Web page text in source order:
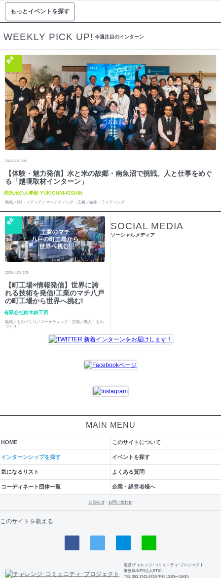
もっとイベントを探す
WEEKLY PICK UP! 今週注目のインターン
新潟
2026.6.8 298
【体験・魅力発信】水と米の故郷・南魚沼で挑戦。人と仕事をめぐ
る「越境取材インターン」
南魚沼の人事部 YUKIGUNI-ISSHIN
地域／PR・メディア／マーケティング・広報／編集・ライティング
青森
2026.4.30 276
【町工場×情報発信】世界に誇
れる技術を発信!工業のマチ八戸
の町工場から世界へ挑む!
有限会社鈴木鉄工所
地域／ものづくり／マーケティング・広報／職人・もの
づくり
SOCIAL MEDIA
ソーシャルメディア
MAIN MENU
HOME このサイトについて
インターンシップを探す イベントを探す
気になるリスト よくある質問
コーディネート団体一覧 企業・経営者様へ
お知らせ お問い合わせ
このサイトを教える
運営:チャレンジ･コミュニティ･プロジェクト
事務局:NPO法人ETIC.
TEL 050-1743-6743(平日10:00〜18:00)